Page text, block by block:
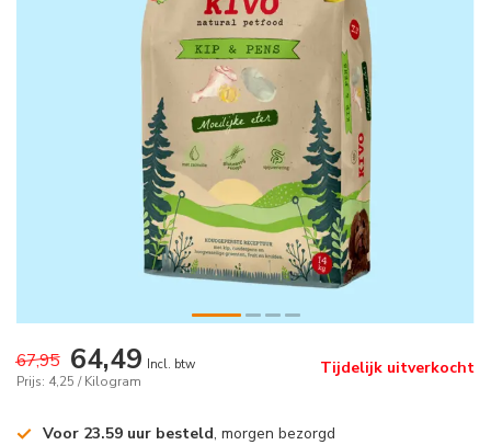
67,95 64,49 Incl. btw
Prijs: 4,25 / Kilogram
Tijdelijk uitverkocht
Voor 23.59 uur besteld, morgen bezorgd